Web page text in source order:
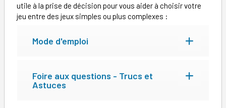
utile à la prise de décision pour vous aider à choisir votre
jeu entre des jeux simples ou plus complexes :
Mode d'emploi
Foire aux questions - Trucs et
Astuces